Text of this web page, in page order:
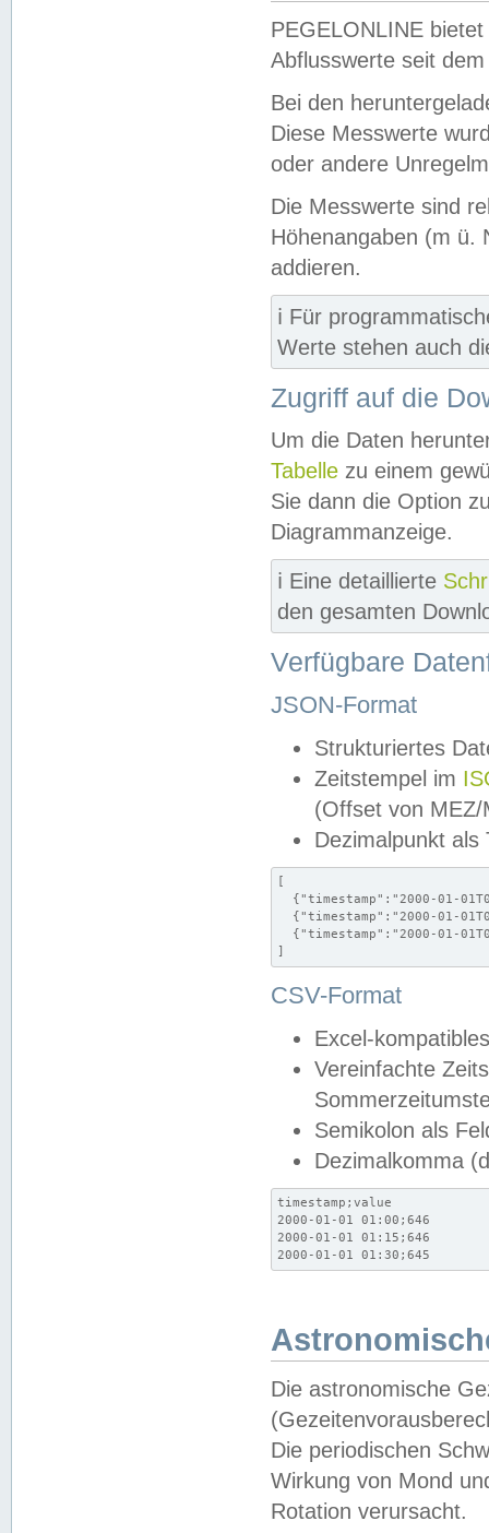
PEGELONLINE
Abflusswerte seit
Bei den
Diese Messwerte
oder andere
Die Messwerte sind
Höhenangaben (m ü.
addieren.
ℹ️ Für
Werte stehen auch
Zugriff auf die
Um die Daten
Tabelle zu einem
Sie dann die Option
Diagrammanzeige.
ℹ️ Eine detaillierte
den gesamten
Verfügbare
JSON-Format
Strukturiertes
Zeitstempel im
(Offset von MEZ/
Dezimalpunkt als
[
{"timestamp":"2000-01-
{"timestamp":"2000-01-
{"timestamp":"2000-01-
]
CSV-Format
Excel-
Vereinfachte
Semikolon als
Dezimalkomma
timestamp;value
2000-01-01 01:00;646
2000-01-01 01:15;646
2000-01-01 01:30;645
Die astronomische
Die periodischen
Wirkung von Mond
Rotation verursacht.